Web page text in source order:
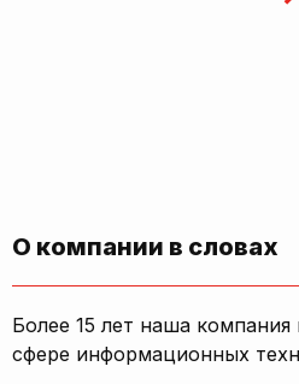
О компании в словах
Более 15 лет наша
сфере информационных